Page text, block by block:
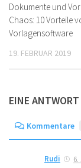
Dokumente und
Chaos: 10 Vorteile
Vorlagensoftware
19. FEBRUAR 2019
EINE ANTWORT
Kommentare
Rudi